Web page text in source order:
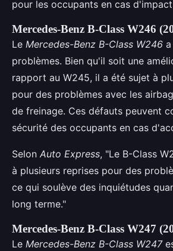
pour les occupants en cas
Mercedes-Benz B-Class W246
Le Mercedes-Benz B-Class W246
problèmes. Bien qu'il soit une
rapport au W245, il a été sujet à
pour des problèmes avec les
de freinage. Ces défauts peuvent
sécurité des occupants en cas
Selon Auto Express, "Le B-Class
à plusieurs reprises pour des
ce qui soulève des inquiétudes
long terme."
Mercedes-Benz B-Class W247
Le Mercedes-Benz B-Class W247